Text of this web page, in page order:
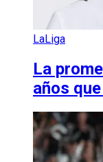
LaLiga
La
años